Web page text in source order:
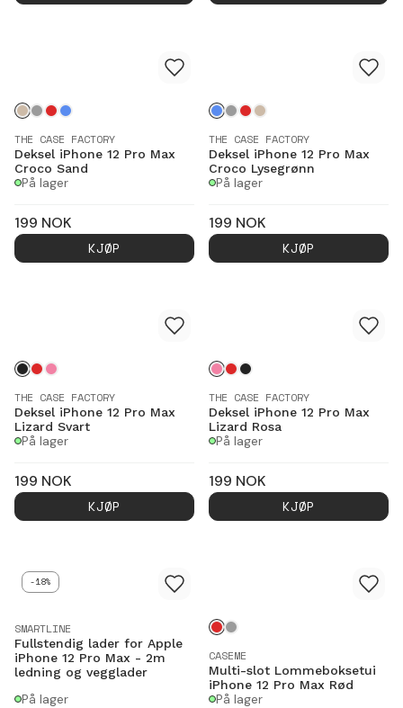
THE CASE FACTORY
Deksel iPhone 12 Pro Max
Croco Sand
På lager
199 NOK
KJØP
THE CASE FACTORY
Deksel iPhone 12 Pro Max
Croco Lysegrønn
På lager
199 NOK
KJØP
THE CASE FACTORY
Deksel iPhone 12 Pro Max
Lizard Svart
På lager
199 NOK
KJØP
THE CASE FACTORY
Deksel iPhone 12 Pro Max
Lizard Rosa
På lager
199 NOK
KJØP
-18%
SMARTLINE
Fullstendig lader for Apple
iPhone 12 Pro Max - 2m
ledning og vegglader
På lager
CASEME
Multi-slot Lommeboksetui
iPhone 12 Pro Max Rød
På lager